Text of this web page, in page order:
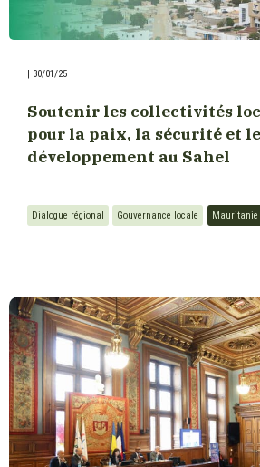
30/01/25
Soutenir les collectivités
pour la paix, la sécurité et le
développement au Sahel
Dialogue régional Gouvernance locale Mauritanie